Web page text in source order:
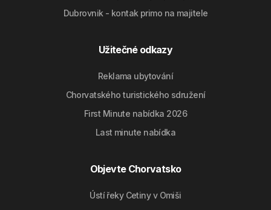
Dubrovnik - kontak primo na majitele
Užitečné odkazy
Reklama ubytování
Chorvatského turistického sdružení
First Minute nabídka 2026
Last minute nabídka
Objevte Chorvatsko
Ústí řeky Cetiny v Omiši